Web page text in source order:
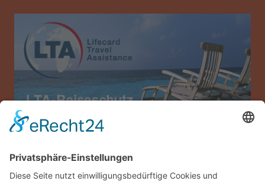
Allianz Travel Reiseversicherung (nur für
Österreich)